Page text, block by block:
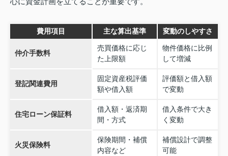
費用項目 主な算出基準 変動のしやすさ
仲介手数料
売買価格に応じ
た上限額
物件価格に比例
して増減
登記関連費用
固定資産税評価
額や借入額
評価額と借入額
で変動
住宅ローン保証料
借入額・返済期
間・方式
借入条件で大き
く変動
火災保険料
保険期間・補償
内容など
補償設計で調整
可能